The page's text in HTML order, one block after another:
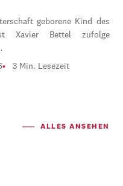
geborene Kind des
Xavier Bettel zufolge
3 Min. Lesezeit
ALLES ANSEHEN